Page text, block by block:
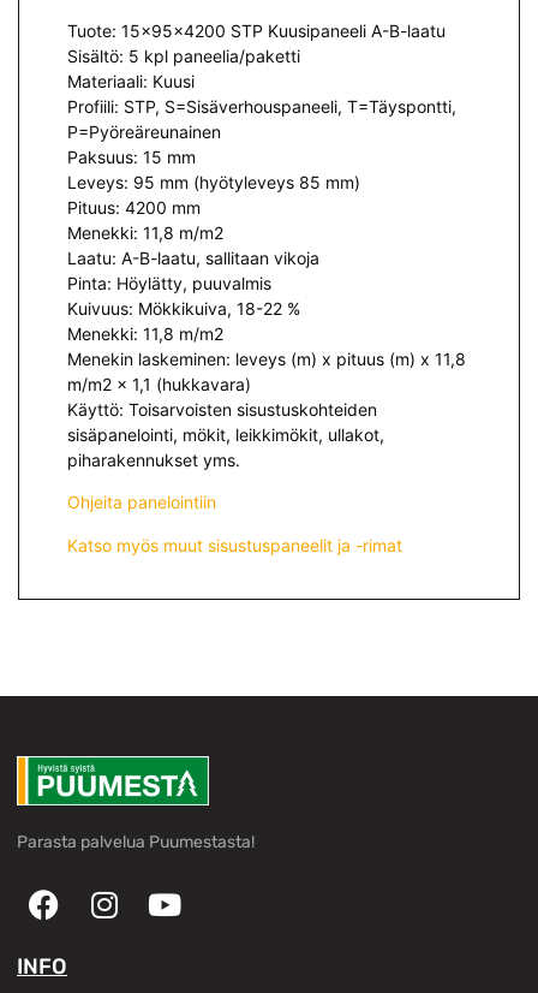
Tuote: 15x95x4200 STP Kuusipaneeli A-B-laatu
Sisältö: 5 kpl paneelia/paketti
Materiaali: Kuusi
Profiili: STP, S=Sisäverhouspaneeli, T=Täyspontti,
P=Pyöreäreunainen
Paksuus: 15 mm
Leveys: 95 mm (hyötyleveys 85 mm)
Pituus: 4200 mm
Menekki: 11,8 m/m2
Laatu: A-B-laatu, sallitaan vikoja
Pinta: Höylätty, puuvalmis
Kuivuus: Mökkikuiva, 18-22 %
Menekki: 11,8 m/m2
Menekin laskeminen: leveys (m) x pituus (m) x 11,8
m/m2 x 1,1 (hukkavara)
Käyttö: Toisarvoisten sisustuskohteiden
sisäpanelointi, mökit, leikkimökit, ullakot,
piharakennukset yms.
Ohjeita panelointiin
Katso myös muut sisustuspaneelit ja -rimat
Parasta palvelua Puumestasta!
INFO